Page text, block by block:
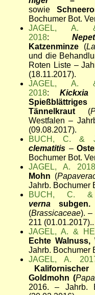
sowie
Bochumer Bot.
JAGEL, A. &
2018:
Katzenminze (
und die
Roten Liste –
(18.11.2017).
JAGEL, A. &
2018:
Tännelkraut (
Westfalen –
(09.08.2017).
BUCH, C. &
clematitis –
Bochumer Bot.
JAGEL, A. 2018
Mohn (
Jahrb. Bochumer
BUCH, C.
verna subgen.
(Brassicaceae). –
211 (01.01.2017)..
JAGEL, A. &
Echte Walnuss,
Jahrb. Bochumer
JAGEL, A.
Kalifornischer
Goldmohn (
2016. – Jahrb.